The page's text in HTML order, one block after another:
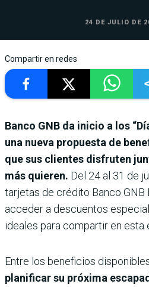
24 DE JULIO DE
Compartir en redes
Banco GNB da inicio a los
una nueva propuesta de
que sus clientes disfruten
más quieren. Del 24 al 31 de
tarjetas de crédito Banco
acceder a descuentos
ideales para compartir en esta
Entre los beneficios
planificar su próxima